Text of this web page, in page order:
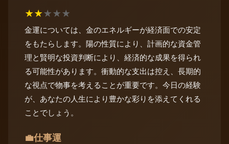
★★★★★
金運については、金のエネルギーが経済面での安定
をもたらします。陽の性質により、計画的な資金管
理と賢明な投資判断により、経済的な成果を得られ
る可能性があります。衝動的な支出は控え、長期的
な視点で物事を考えることが重要です。今日の経験
が、あなたの人生により豊かな彩りを添えてくれる
ことでしょう。
💼仕事運